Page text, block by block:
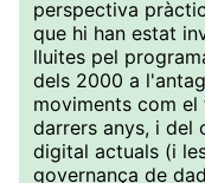
perspectiva
que hi han estat
lluites pel
dels 2000 a
moviments com el
darrers anys, i del
digital actuals (i
governança de